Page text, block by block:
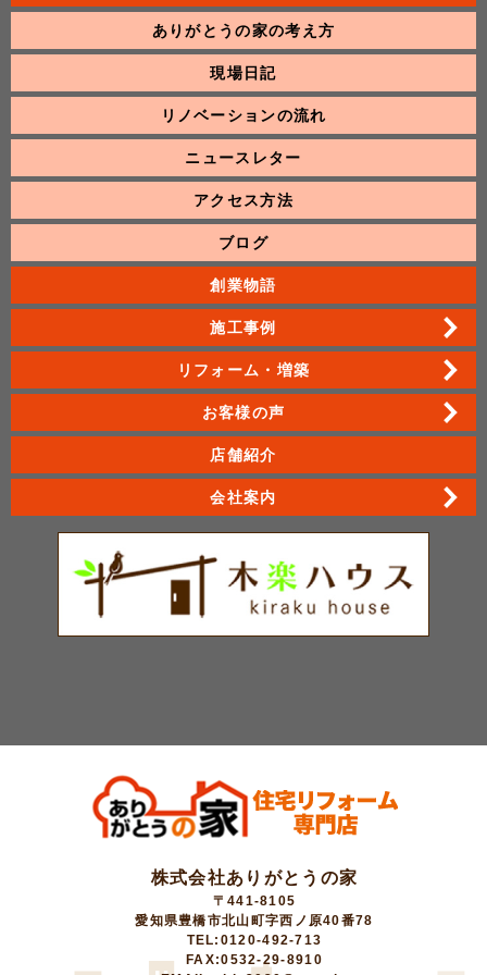
ありがとうの家の考え方
現場日記
リノベーションの流れ
ニュースレター
アクセス方法
ブログ
創業物語
施工事例
リフォーム・増築
お客様の声
店舗紹介
会社案内
株式会社ありがとうの家
〒441-8105
愛知県豊橋市北山町字西ノ原40番78
TEL:0120-492-713
FAX:0532-29-8910